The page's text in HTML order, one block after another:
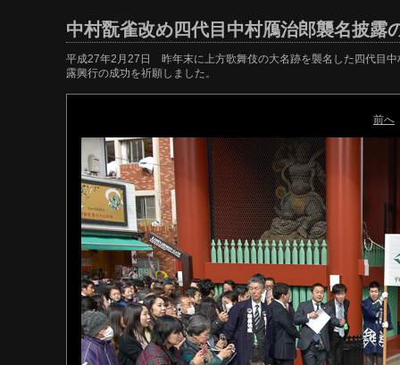
中村翫雀改め四代目中村鴈治郎襲名披露
平成27年2月27日 昨年末に上方歌舞伎の大名跡を襲名した四代目
露興行の成功を祈願しました。
前へ